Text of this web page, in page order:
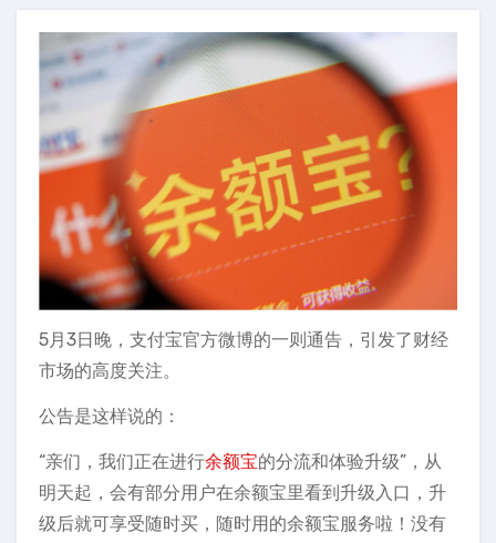
5月3日晚，支付宝官方微博的一则通告，引发了财经
市场的高度关注。
公告是这样说的：
“亲们，我们正在进行余额宝的分流和体验升级”，从
明天起，会有部分用户在余额宝里看到升级入口，升
级后就可享受随时买，随时用的余额宝服务啦！没有